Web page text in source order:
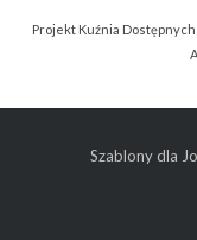
Projekt Kuźnia
Szablony dla